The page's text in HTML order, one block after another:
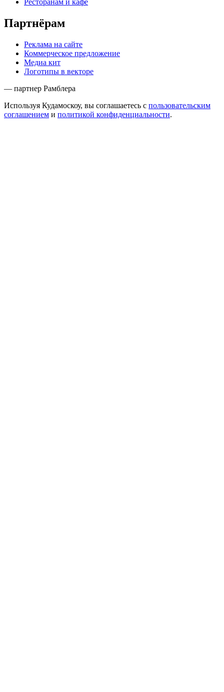
Ресторанам и кафе
Партнёрам
Реклама на сайте
Коммерческое предложение
Медиа кит
Логотипы в векторе
— партнер Рамблера
Используя Кудамоскоу, вы соглашаетесь с пользовательским
соглашением и политикой конфиденциальности.